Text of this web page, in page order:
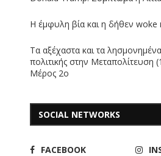
Η έμφυλη βία και η δήθεν woke
Τα αξέχαστα και τα
πολιτικής στην Μεταπολίτευση
Μέρος 2ο
SOCIAL NETWORKS
FACEBOOK